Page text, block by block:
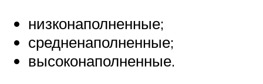
низконаполненные;
средненаполненные;
высоконаполненные.